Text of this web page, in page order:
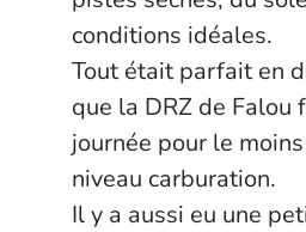
conditions idéales.
Tout était parfait en
que la DRZ de Falou
journée pour le
niveau carburation.
Il y a aussi eu une